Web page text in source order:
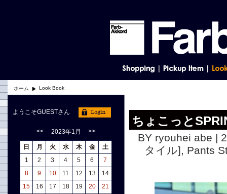
ホーム Look Book
ちょこっと
BY ryouhei abe |
タイル], Pants
ようこそGUESTさん
<< 2023年1月 >>
日 月 火 水 木 金
土
1
2 3 4 5 6
7
8
9 10 11 12 13
14
15
16 17 18 19 20
21